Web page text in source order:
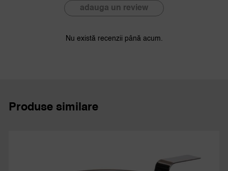
adauga un review
Nu există recenzii până acum.
Produse similare